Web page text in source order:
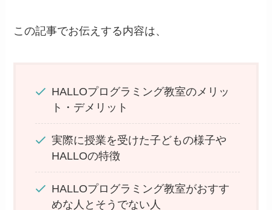
この記事でお伝えする内容は、
HALLOプログラミング教室のメリッ
ト・デメリット
実際に授業を受けた子どもの様子や
HALLOの特徴
HALLOプログラミング教室がおすす
めな人とそうでない人